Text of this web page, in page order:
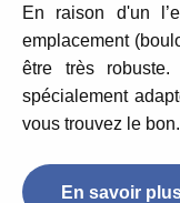
En raison d'un
emplacement
être très
spécialement
vous trouvez le bon.
En savoir